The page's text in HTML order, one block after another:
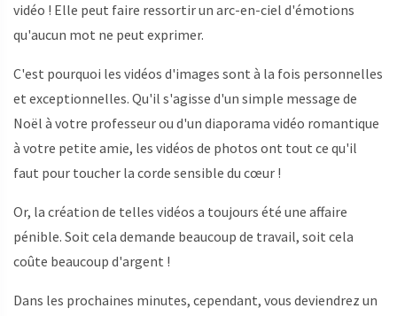
vidéo ! Elle peut faire ressortir un arc-en-ciel d'émotions
qu'aucun mot ne peut exprimer.
C'est pourquoi les vidéos d'images sont à la fois personnelles
et exceptionnelles. Qu'il s'agisse d'un simple message de
Noël à votre professeur ou d'un diaporama vidéo romantique
à votre petite amie, les vidéos de photos ont tout ce qu'il
faut pour toucher la corde sensible du cœur !
Or, la création de telles vidéos a toujours été une affaire
pénible. Soit cela demande beaucoup de travail, soit cela
coûte beaucoup d'argent !
Dans les prochaines minutes, cependant, vous deviendrez un